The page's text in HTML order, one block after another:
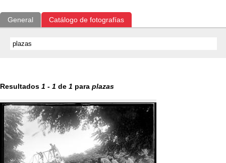
General Catálogo de fotografías
Resultados 1 - 1 de 1 para plazas